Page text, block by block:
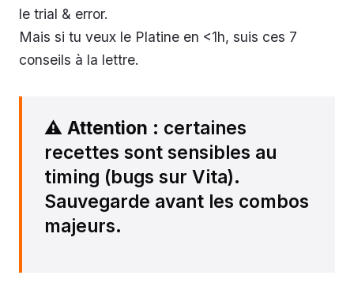
le trial & error.
Mais si tu veux le Platine en <1h, suis ces 7
conseils à la lettre.
⚠️ Attention : certaines
recettes sont sensibles au
timing (bugs sur Vita).
Sauvegarde avant les combos
majeurs.